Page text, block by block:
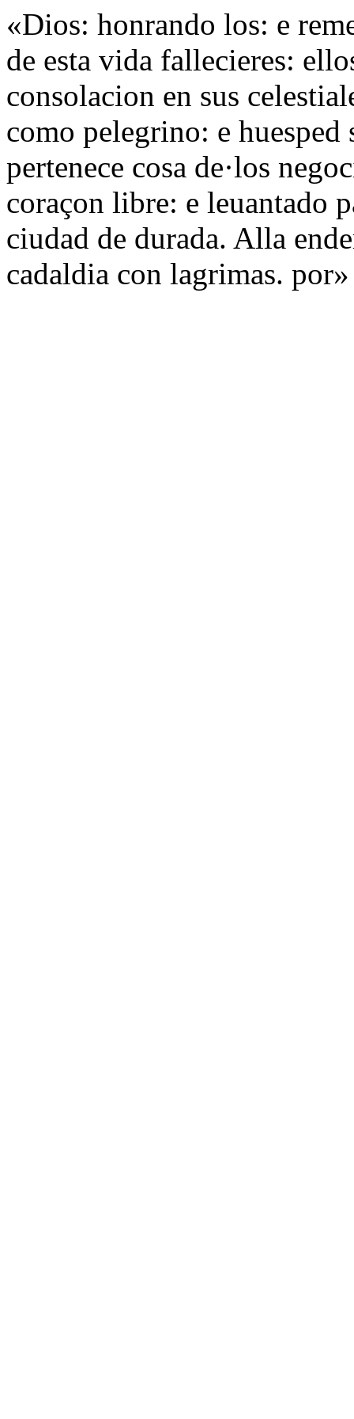
«Dios: honrando los: e
de esta vida fallecieres:
consolacion en sus
como pelegrino: e
pertenece cosa de·los
coraçon libre: e leuantado
ciudad de durada. Alla
cadaldia con lagrimas. por»